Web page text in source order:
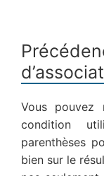
Vous pouvez
condition
parenthèses
bien sur le